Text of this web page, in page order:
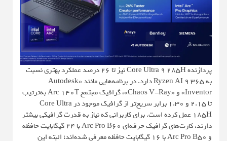
پردازنده Core Ultra 9 285H نیز تا 26 درصد عملکرد بهتری نسبت
به Ryzen AI 9 365 دارد. در برنامه‌هایی مانند «Autodesk
Inventor» و «Chaos V-Ray»، گرافیک مجتمع Arc 140T به‌ترتیب
تا 2.15 و 1.30 برابر سریع‌تر از گرافیک موجود در Core Ultra
185H عمل کرده است. برای کاربرانی که نیاز به قدرت گرافیکی بیشتر
دارند، کارت‌های گرافیک حرفه‌ای Arc Pro B60 با 24 گیگابایت حافظه
و Arc Pro B50 با 16 گیگابایت حافظه معرفی شده‌اند؛ البته این